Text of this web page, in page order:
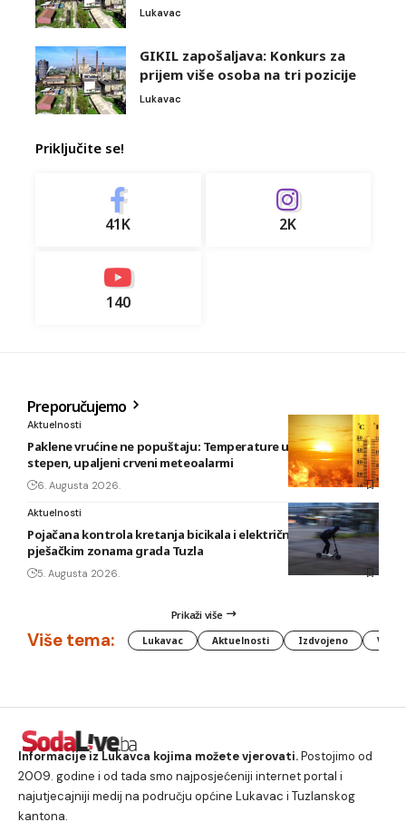
Lukavac
GIKIL zapošaljava: Konkurs za
prijem više osoba na tri pozicije
Lukavac
Priključite se!
41K 2K
140
Preporučujemo
Aktuelnosti
Paklene vrućine ne popuštaju: Temperature u BiH i do 41
stepen, upaljeni crveni meteoalarmi
6. Augusta 2026.
Aktuelnosti
Pojačana kontrola kretanja bicikala i električnih romobila u
pješačkim zonama grada Tuzla
5. Augusta 2026.
Prikaži više
Više tema: Lukavac Aktuelnosti Izdvojeno
Informacije iz Lukavca kojima možete vjerovati.Postojimo od
2009. godine i od tada smo najposjećeniji internet portal i
najutjecajniji medij na području općine Lukavac i Tuzlanskog
kantona.